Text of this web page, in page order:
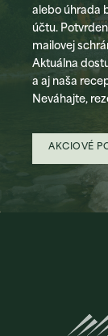
alebo úhrada
účtu.
mailovej
Aktuálna
a aj naša
Neváhajte,
AKCIOVÉ